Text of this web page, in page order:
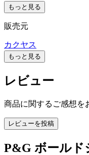
もっと見る
販売元
カクヤス
もっと見る
レビュー
商品に関するご感想を
レビューを投稿
P&G ボールド